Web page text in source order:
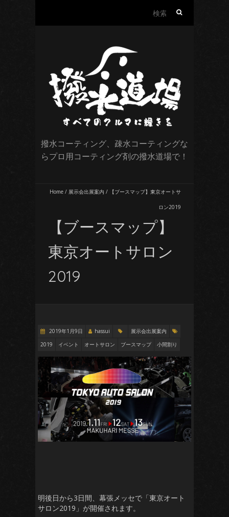
撥水コーティング、疎水コーティングな
らプロ用コーティング剤の撥水道場で！
Home / 展示会出展案内 / 【ブースマップ】東京オートサ
ロン2019
【ブースマップ】
東京オートサロン
2019
2019年1月9日 hassui
展示会出展案内
2019
イベント オートサロン ブースマップ 小間割り
明後日から3日間、幕張メッセで「東京オート
サロン2019」が開催されます。